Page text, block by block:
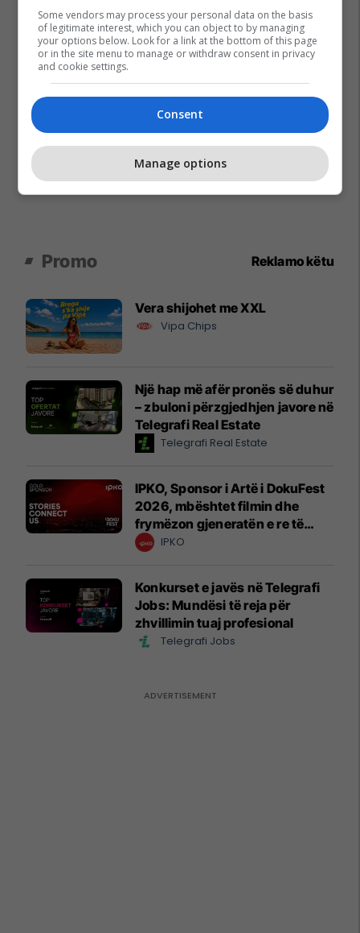
Promo Reklamo këtu
Vera shijohet me XXL
Vipa Chips
Një hap më afër pronës së duhur
– zbuloni përzgjedhjen javore në
Telegrafi Real Estate
Telegrafi Real Estate
IPKO, Sponsor i Artë i DokuFest
2026, mbështet filmin dhe
frymëzon gjeneratën e re të
krijuesve
IPKO
Konkurset e javës në Telegrafi
Jobs: Mundësi të reja për
zhvillimin tuaj profesional
Telegrafi Jobs
Some vendors may process your personal data on the basis
of legitimate interest, which you can object to by managing
your options below. Look for a link at the bottom of this page
or in the site menu to manage or withdraw consent in privacy
and cookie settings.
Consent
Manage options